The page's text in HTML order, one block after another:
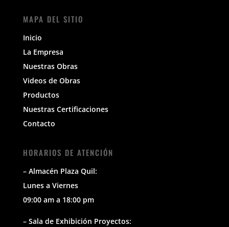
MAPA DEL SITIO
Inicio
La Empresa
Nuestras Obras
Videos de Obras
Productos
Nuestras Certificaciones
Contacto
HORARIOS DE ATENCIÓN
– Almacén Plaza Quil:
Lunes a Viernes
09:00 am a 18:00 pm
– Sala de Exhibición Proyectos: